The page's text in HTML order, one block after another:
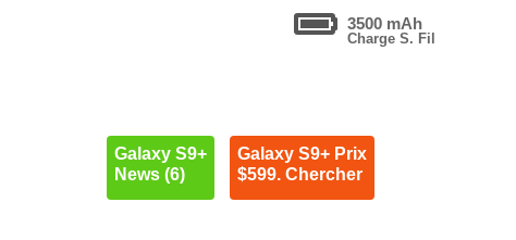
3500 mAh
Charge S. Fil
Galaxy S9+
News (6)
Galaxy S9+ Prix
$599. Chercher